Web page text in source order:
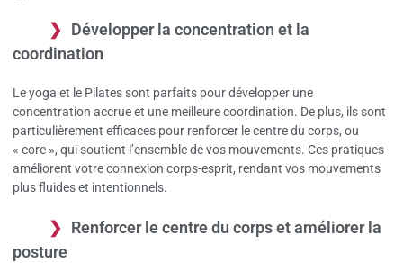
Développer la concentration et la
coordination
Le yoga et le Pilates sont parfaits pour développer une
concentration accrue et une meilleure coordination. De plus, ils sont
particulièrement efficaces pour renforcer le centre du corps, ou
« core », qui soutient l’ensemble de vos mouvements. Ces pratiques
améliorent votre connexion corps-esprit, rendant vos mouvements
plus fluides et intentionnels.
Renforcer le centre du corps et améliorer la
posture